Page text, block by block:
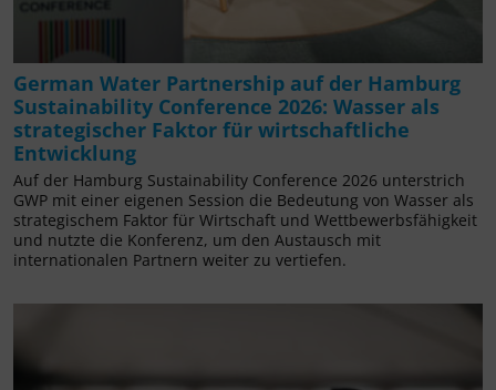
German Water Partnership auf der Hamburg
Sustainability Conference 2026: Wasser als
strategischer Faktor für wirtschaftliche
Entwicklung
Auf der Hamburg Sustainability Conference 2026 unterstrich
GWP mit einer eigenen Session die Bedeutung von Wasser als
strategischem Faktor für Wirtschaft und Wettbewerbsfähigkeit
und nutzte die Konferenz, um den Austausch mit
internationalen Partnern weiter zu vertiefen.